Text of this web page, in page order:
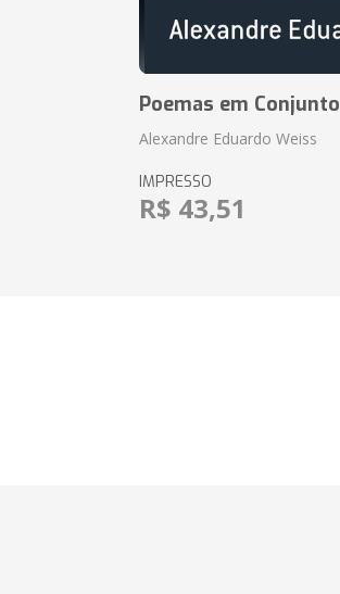
Poemas em Conjunto
Alexandre Eduardo Weiss
IMPRESSO
R$ 43,51